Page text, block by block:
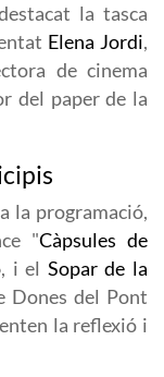
la tasca
Elena Jordi,
de cinema
del paper de la
la programació,
"Càpsules de
, i el Sopar de la
Dones del Pont
la reflexió i